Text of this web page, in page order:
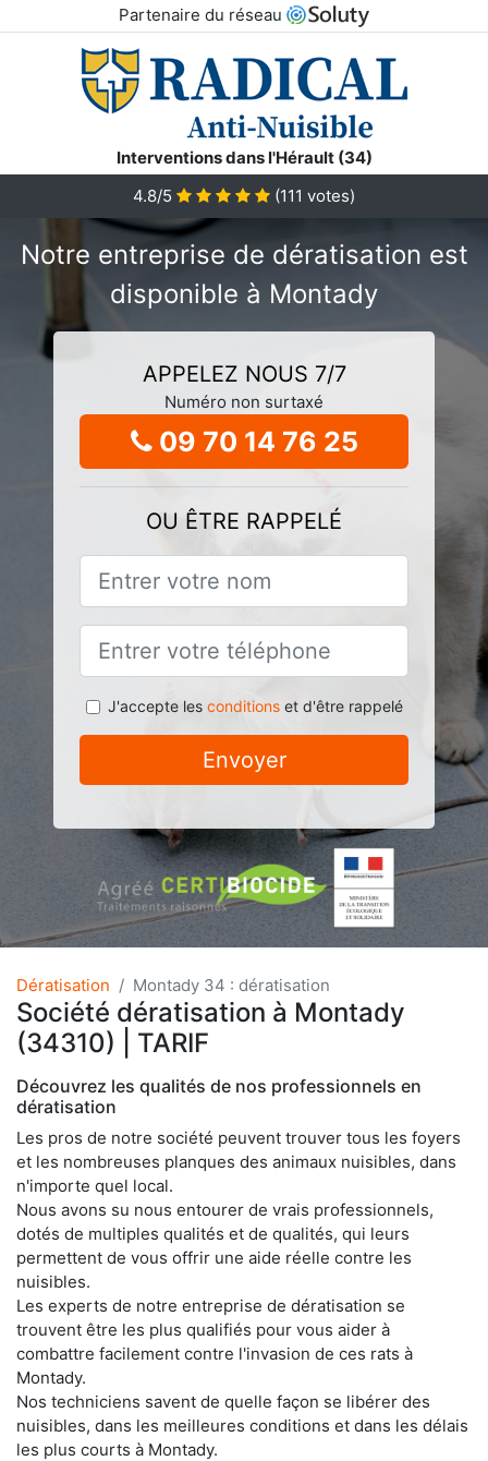
Partenaire du réseau
Interventions dans l'Hérault (34)
4.8/5
(111 votes)
Notre entreprise de dératisation est
disponible à Montady
APPELEZ NOUS 7/7
Numéro non surtaxé
09 70 14 76 25
OU ÊTRE RAPPELÉ
J'accepte les conditionset d'être rappelé
Envoyer
Dératisation Montady 34 : dératisation
Société dératisation à Montady
(34310) | TARIF
Découvrez les qualités de nos professionnels en
dératisation
Les pros de notre société peuvent trouver tous les foyers
et les nombreuses planques des animaux nuisibles, dans
n'importe quel local.
Nous avons su nous entourer de vrais professionnels,
dotés de multiples qualités et de qualités, qui leurs
permettent de vous offrir une aide réelle contre les
nuisibles.
Les experts de notre entreprise de dératisation se
trouvent être les plus qualifiés pour vous aider à
combattre facilement contre l'invasion de ces rats à
Montady.
Nos techniciens savent de quelle façon se libérer des
nuisibles, dans les meilleures conditions et dans les délais
les plus courts à Montady.